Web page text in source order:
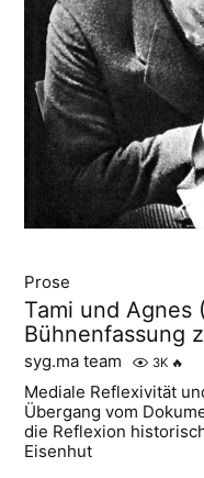
Prose
Tami und Agnes
Bühnenfassung
syg.ma team 3K 🔥
Mediale Reflexivität
Übergang vom
die Reflexion
Eisenhut